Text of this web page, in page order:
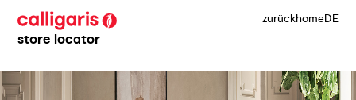
store locator
zurückhomeDE